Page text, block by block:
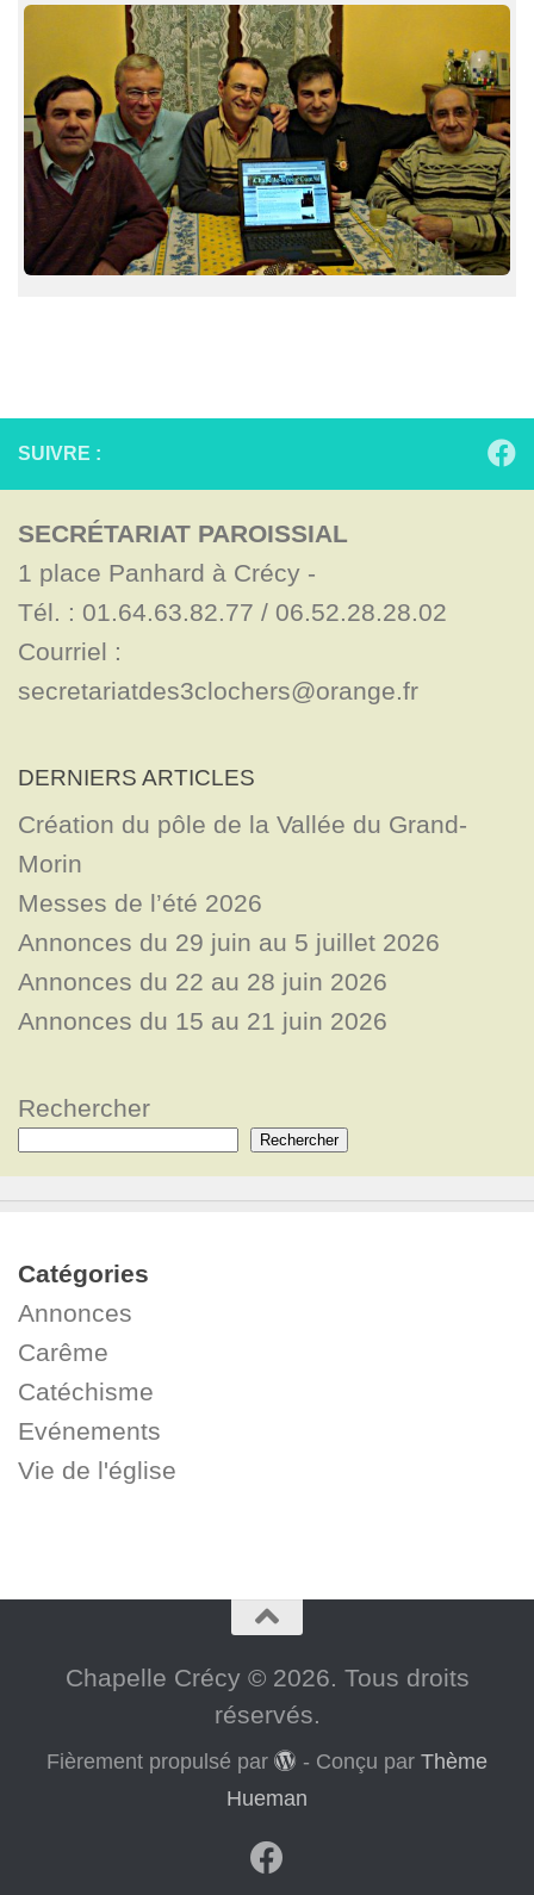
SUIVRE :
SECRÉTARIAT PAROISSIAL
1 place Panhard à Crécy -
Tél. : 01.64.63.82.77 / 06.52.28.28.02
Courriel :
secretariatdes3clochers@orange.fr
DERNIERS ARTICLES
Création du pôle de la Vallée du Grand-
Morin
Messes de l’été 2026
Annonces du 29 juin au 5 juillet 2026
Annonces du 22 au 28 juin 2026
Annonces du 15 au 21 juin 2026
Rechercher
Rechercher
Catégories
Annonces
Carême
Catéchisme
Evénements
Vie de l'église
Chapelle Crécy © 2026. Tous droits
réservés.
Fièrement propulsé par - Conçu par Thème
Hueman